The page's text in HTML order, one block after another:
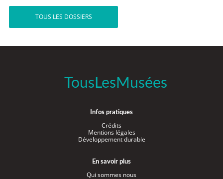
TOUS LES DOSSIERS
TousLesMusées
Infos pratiques
Crédits
Mentions légales
Développement durable
En savoir plus
Qui sommes nous